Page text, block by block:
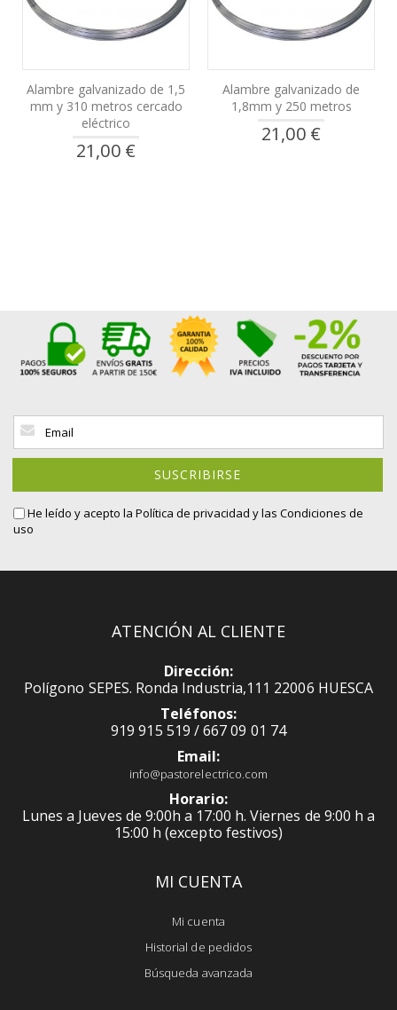
Alambre galvanizado de 1,5
mm y 310 metros cercado
eléctrico
21,00 €
Alambre galvanizado de
1,8mm y 250 metros
21,00 €
Inscríbase
nuestro
SUSCRIBIRSE
He leído y acepto la Política de privacidad y las Condiciones de
uso
ATENCIÓN AL CLIENTE
Dirección:
Polígono SEPES. Ronda Industria,111 22006 HUESCA
Teléfonos:
919 915 519 / 667 09 01 74
Email:
info@pastorelectrico.com
Horario:
Lunes a Jueves de 9:00h a 17:00 h. Viernes de 9:00 h a
15:00 h (excepto festivos)
MI CUENTA
Mi cuenta
Historial de pedidos
Búsqueda avanzada